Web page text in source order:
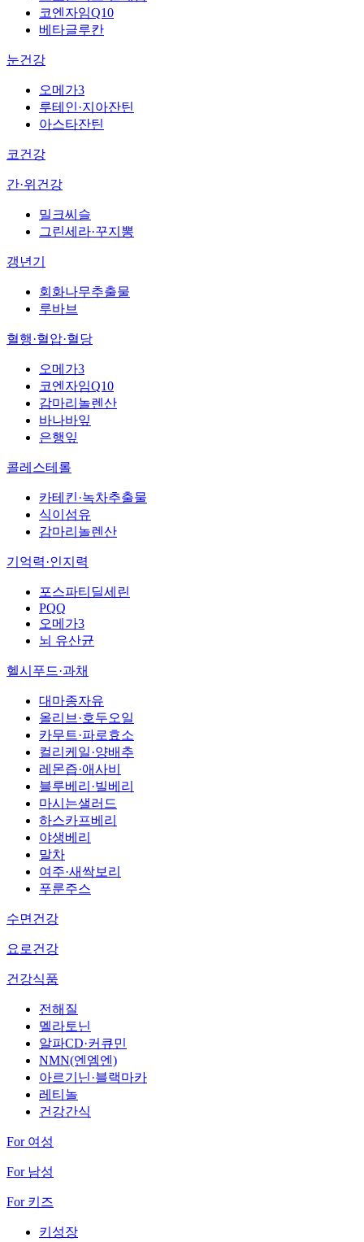
코엔자임Q10
베타글루칸
눈건강
오메가3
루테인·지아잔틴
아스타잔틴
코건강
간·위건강
밀크씨슬
그린세라·꾸지뽕
갱년기
회화나무추출물
루바브
혈행·혈압·혈당
오메가3
코엔자임Q10
감마리놀렌산
바나바잎
은행잎
콜레스테롤
카테킨·녹차추출물
식이섬유
감마리놀렌산
기억력·인지력
포스파티딜세린
PQQ
오메가3
뇌 유산균
헬시푸드·과채
대마종자유
올리브·호두오일
카무트·파로효소
컬리케일·양배추
레몬즙·애사비
블루베리·빌베리
마시는샐러드
하스카프베리
야생베리
말차
여주·새싹보리
푸룬주스
수면건강
요로건강
건강식품
전해질
멜라토닌
알파CD·커큐민
NMN(엔엠엔)
아르기닌·블랙마카
레티놀
건강간식
For 여성
For 남성
For 키즈
키성장